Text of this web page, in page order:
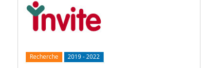
Recherche 2019-2022